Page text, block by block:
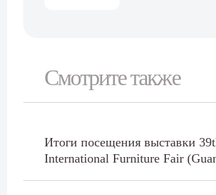
Смотрите также
Итоги посещения выставки
International Furniture Fair